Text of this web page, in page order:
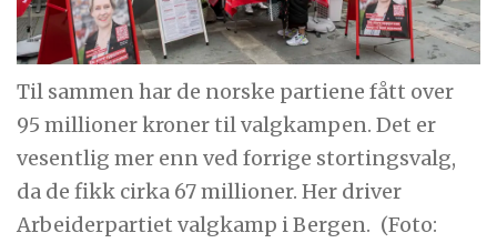
Til sammen har de norske partiene fått over
95 millioner kroner til valgkampen. Det er
vesentlig mer enn ved forrige stortingsvalg,
da de fikk cirka 67 millioner. Her driver
Arbeiderpartiet valgkamp i Bergen. (Foto: